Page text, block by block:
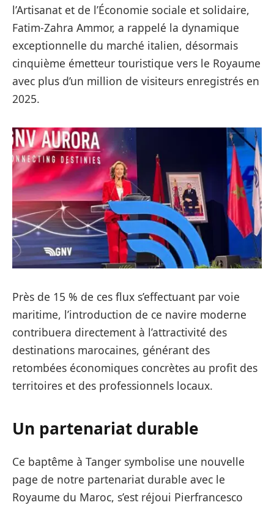
l’Artisanat et de l’Économie sociale et solidaire,
Fatim-Zahra Ammor, a rappelé la dynamique
exceptionnelle du marché italien, désormais
cinquième émetteur touristique vers le Royaume
avec plus d’un million de visiteurs enregistrés en
2025.
Près de 15 % de ces flux s’effectuant par voie
maritime, l’introduction de ce navire moderne
contribuera directement à l’attractivité des
destinations marocaines, générant des
retombées économiques concrètes au profit des
territoires et des professionnels locaux.
Un partenariat durable
Ce baptême à Tanger symbolise une nouvelle
page de notre partenariat durable avec le
Royaume du Maroc, s’est réjoui Pierfrancesco